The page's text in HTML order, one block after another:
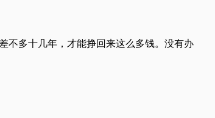
不多十几年，才能挣回来这么多钱。没有办